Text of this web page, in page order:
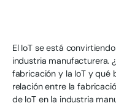
El IoT se está
industria manufacturera.
fabricación y la IoT y qué
relación entre la
de IoT en la industria